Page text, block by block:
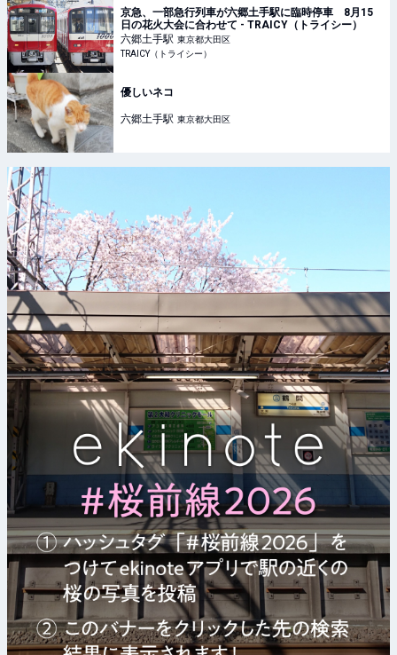
京急、一部急行列車が六郷土手駅に臨時停車 8月15
日の花火大会に合わせて - TRAICY（トライシー）
六郷土手駅 東京都大田区
TRAICY（トライシー）
優しいネコ
六郷土手駅 東京都大田区